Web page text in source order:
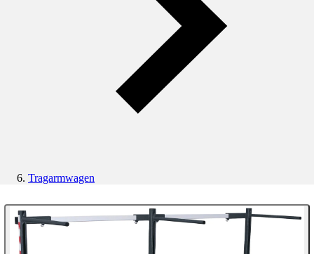
Tragarmwagen